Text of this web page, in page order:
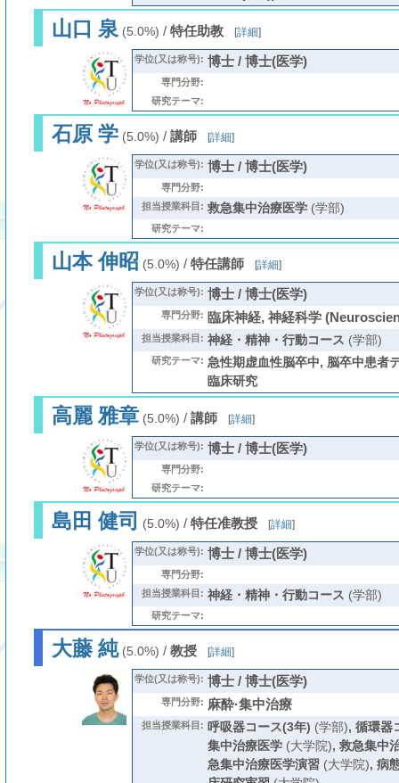
山口 泉(5.0%) / 特任助教 [詳細]
学位(又は称号): 博士 / 博士(医学)
専門分野:
研究テーマ:
石原 学(5.0%) / 講師 [詳細]
学位(又は称号): 博士 / 博士(医学)
専門分野:
担当授業科目: 救急集中治療医学(学部)
研究テーマ:
山本 伸昭 (5.0%) / 特任講師 [詳細]
学位(又は称号): 博士 / 博士(医学)
専門分野: 臨床神経, 神経科学
担当授業科目: 神経・精神・行動コース (学部)
研究テーマ: 急性期虚血性脳卒中, 脳卒中患者
臨床研究
高麗 雅章(5.0%) / 講師 [詳細]
学位(又は称号): 博士 / 博士(医学)
専門分野:
研究テーマ:
島田 健司 (5.0%) / 特任准教授 [詳細]
学位(又は称号): 博士 / 博士(医学)
専門分野:
担当授業科目: 神経・精神・行動コース (学部)
研究テーマ:
大藤 純(5.0%) / 教授 [詳細]
学位(又は称号): 博士 / 博士(医学)
専門分野: 麻酔·集中治療
担当授業科目: 呼吸器コース(3年) (学部), 循環器
集中治療医学(大学院), 救急集中
急集中治療医学演習(大学院), 病